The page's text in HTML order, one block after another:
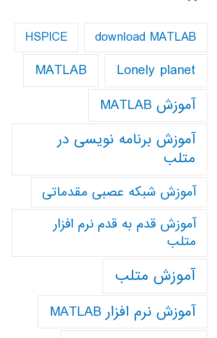
download MATLAB
HSPICE
Lonely planet
MATLAB
آموزش MATLAB
آموزش برنامه نویسی در
متلب
آموزش شبکه عصبی مقدماتی
آموزش قدم به قدم نرم افزار
متلب
آموزش متلب
آموزش نرم افزار MATLAB